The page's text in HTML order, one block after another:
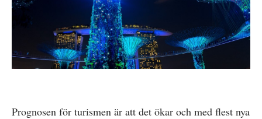
Prognosen för turismen är att det ökar och med flest nya